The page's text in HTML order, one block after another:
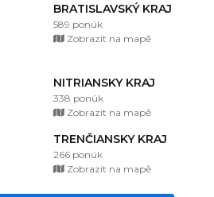
BRATISLAVSKÝ KRAJ
589 ponúk
Zobrazit na mapě
NITRIANSKY KRAJ
338 ponúk
Zobrazit na mapě
TRENČIANSKY KRAJ
266 ponúk
Zobrazit na mapě